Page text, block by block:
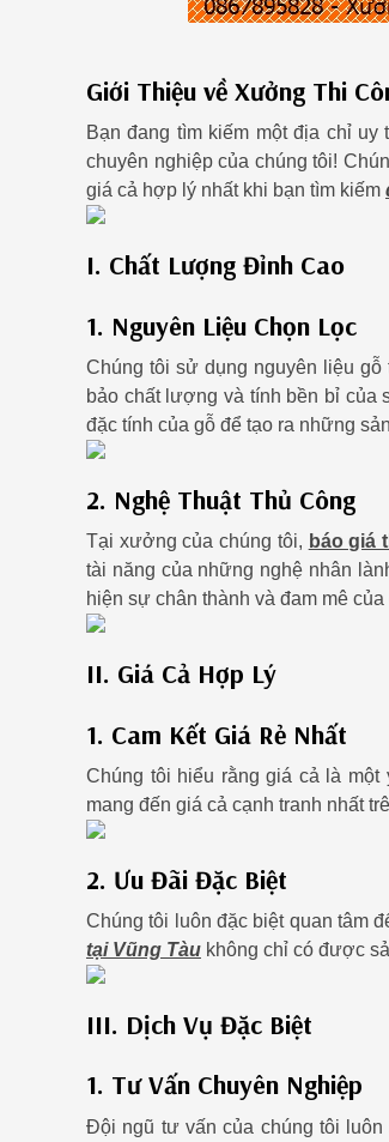
Giới Thiệu về Xưởng Thi
Bạn đang tìm kiếm một địa chỉ
chuyên nghiệp của chúng tôi!
giá cả hợp lý nhất khi bạn tìm kiếm
I. Chất Lượng Đỉnh Cao
1. Nguyên Liệu Chọn Lọc
Chúng tôi sử dụng nguyên liệu
bảo chất lượng và tính bền bỉ của
đặc tính của gỗ để tạo ra những
2. Nghệ Thuật Thủ Công
Tại xưởng của chúng tôi, báo giá
tài năng của những nghệ nhân
hiện sự chân thành và đam mê
II. Giá Cả Hợp Lý
1. Cam Kết Giá Rẻ Nhất
Chúng tôi hiểu rằng giá cả là
mang đến giá cả cạnh tranh nhất
2. Ưu Đãi Đặc Biệt
Chúng tôi luôn đặc biệt quan tâm
tại Vũng Tàu không chỉ có được
III. Dịch Vụ Đặc Biệt
1. Tư Vấn Chuyên Nghiệp
Đội ngũ tư vấn của chúng tôi luôn